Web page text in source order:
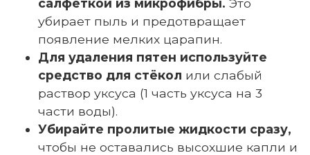
убирает пыль и предотвращает
появление мелких царапин.
Для удаления пятен используйте
средство для стёкол или слабый
раствор уксуса (1 часть уксуса на 3
части воды).
Убирайте пролитые жидкости сразу,
чтобы не оставались высохшие капли и